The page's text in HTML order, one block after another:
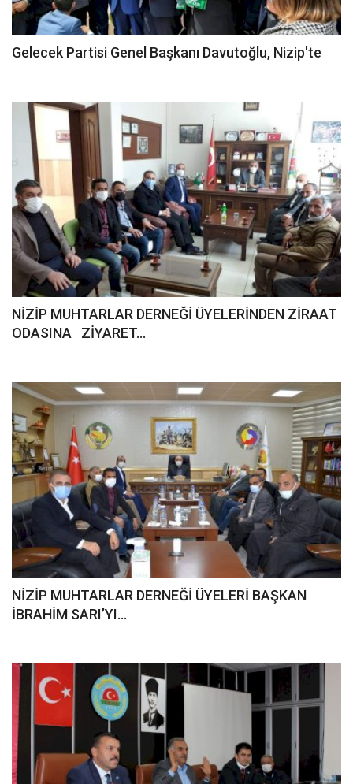
Gelecek Partisi Genel Başkanı Davutoğlu, Nizip'te
NİZİP MUHTARLAR DERNEĞİ ÜYELERİNDEN ZİRAAT
ODASINA ZİYARET...
NİZİP MUHTARLAR DERNEĞİ ÜYELERİ BAŞKAN
İBRAHİM SARI’YI...